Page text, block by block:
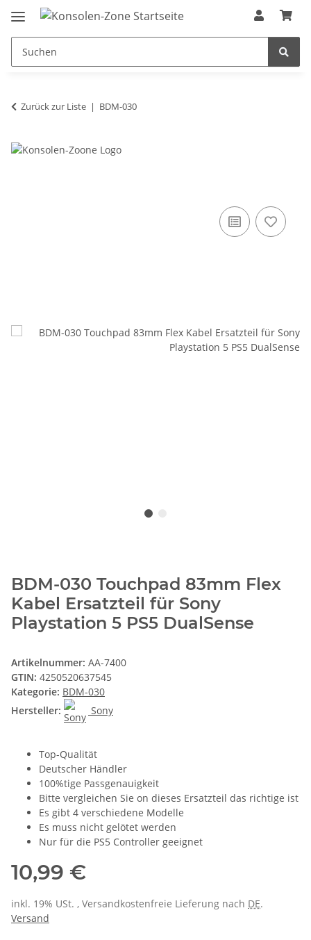
Zurück zur Liste BDM-030
BDM-030 Touchpad 83mm Flex
Kabel Ersatzteil für Sony
Playstation 5 PS5 DualSense
Artikelnummer: AA-7400
GTIN: 4250520637545
Kategorie: BDM-030
Hersteller:
Sony
Top-Qualität
Deutscher Händler
100%tige Passgenauigkeit
Bitte vergleichen Sie on dieses Ersatzteil das richtige ist
Es gibt 4 verschiedene Modelle
Es muss nicht gelötet werden
Nur für die PS5 Controller geeignet
10,99 €
inkl. 19% USt. , Versandkostenfreie Lieferung nach DE.
Versand